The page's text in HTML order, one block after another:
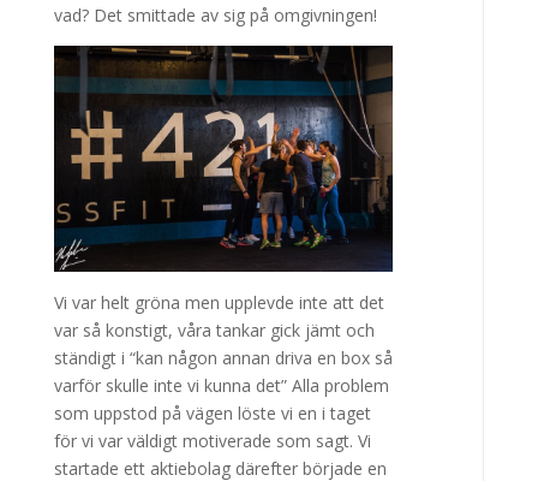
vad? Det smittade av sig på omgivningen!
Vi var helt gröna men upplevde inte att det
var så konstigt, våra tankar gick jämt och
ständigt i “kan någon annan driva en box så
varför skulle inte vi kunna det” Alla problem
som uppstod på vägen löste vi en i taget
för vi var väldigt motiverade som sagt. Vi
startade ett aktiebolag därefter började en